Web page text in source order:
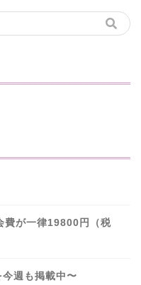
が一律19800円（税
週も掲載中〜